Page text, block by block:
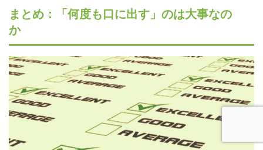
まとめ：「何度も口に出す」のは大事なの
か